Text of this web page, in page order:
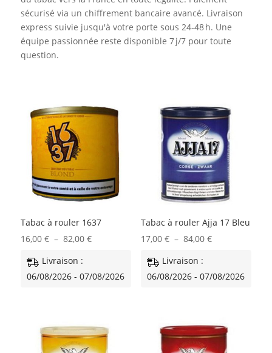
sécurisé via un chiffrement bancaire avancé. Livraison
express suivie jusqu'à votre porte sous 24‑48 h. Une
équipe passionnée reste disponible 7 j/7 pour toute
question.
Tabac à rouler 1637
16,00 € – 82,00 €Plage
Livraison :
06/08/2026 - 07/08/2026
Tabac à rouler Ajja 17 Bleu
17,00 € – 84,00 €Plage
Livraison :
06/08/2026 - 07/08/2026